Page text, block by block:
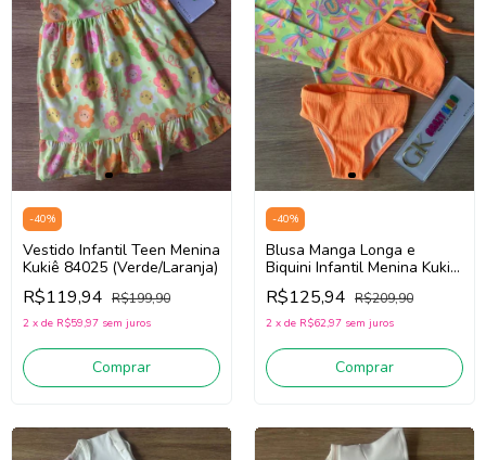
-40%
Vestido Infantil Teen Menina
Kukiê 84025 (Verde/Laranja)
R$119,94 R$199,90
2 x de R$59,97 sem juros
Comprar
-40%
Blusa Manga Longa e
Biquini Infantil Menina Kukiê
83567 (Verde/Laranja)
R$125,94 R$209,90
2 x de R$62,97 sem juros
Comprar